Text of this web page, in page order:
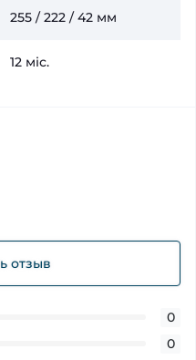
255 / 222 / 42 мм
12 міс.
отзыв
0
0